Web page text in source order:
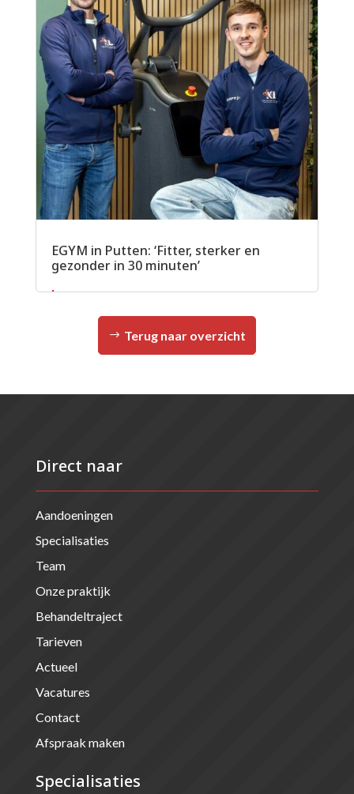
EGYM in Putten: ‘Fitter, sterker en
gezonder in 30 minuten’
Lees meer
Terug naar overzicht
Direct naar
Aandoeningen
Specialisaties
Team
Onze praktijk
Behandeltraject
Tarieven
Actueel
Vacatures
Contact
Afspraak maken
Specialisaties